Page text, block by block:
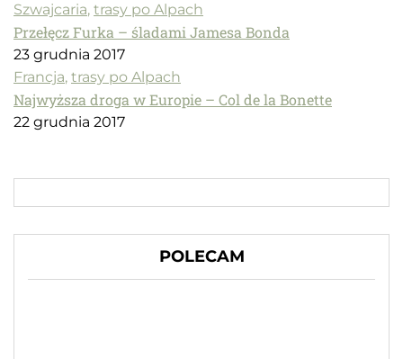
Szwajcaria, trasy po Alpach
Przełęcz Furka – śladami Jamesa Bonda
23 grudnia 2017
Francja, trasy po Alpach
Najwyższa droga w Europie – Col de la Bonette
22 grudnia 2017
POLECAM